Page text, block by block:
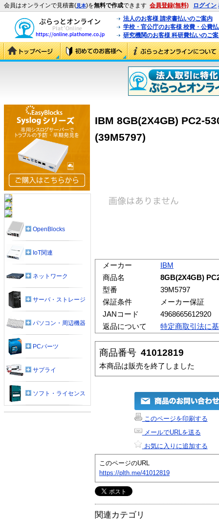
会員はオンラインで見積書(見本)を無料で作成できます 会員登録(無料) ログイン
法人のお客様 請求書払いのご案内
学校・官公庁のお客様 校費・公費
研究機関のお客様 科研費払いのご
IBM 8GB(2X4GB) PC2-
(39M5797)
メーカー
IBM
商品名
8GB(2X4GB)
型番
39M5797
保証条件
メーカー保証
JANコード
4968665612920
返品について
特定商取引法に
商品番号 41012819
本商品は販売を終了しました
このページを印刷する
メールでURLを送る
お気に入りに追加する
このページのURL
https://plth.me/41012819
関連カテゴリ
OpenBlocks
IoT関連
ネットワーク
サーバ・ストレージ
パソコン・周辺機器
PCパーツ
サプライ
ソフト・ライセンス